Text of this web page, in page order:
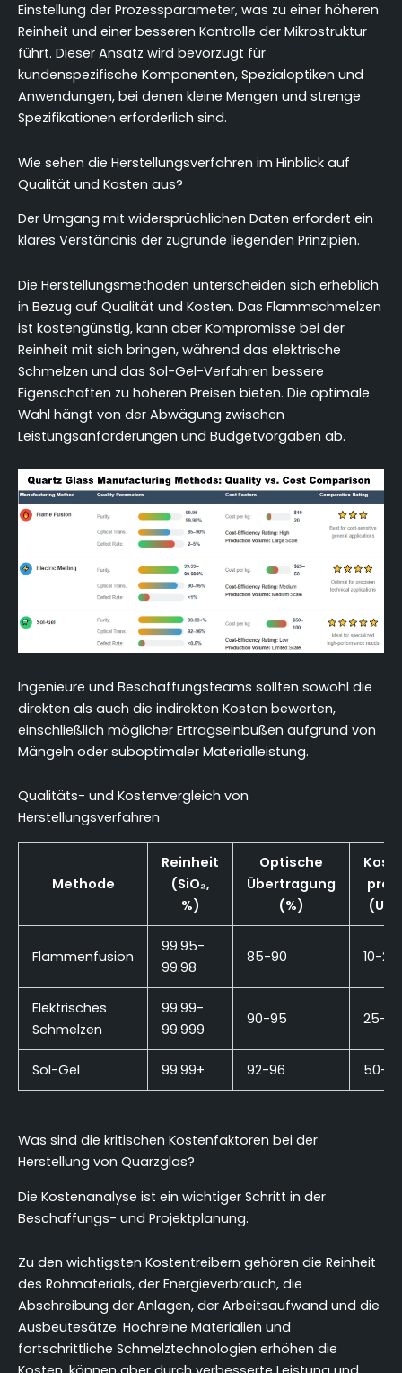
Einstellung der Prozessparameter, was zu einer höheren
Reinheit und einer besseren Kontrolle der Mikrostruktur
führt. Dieser Ansatz wird bevorzugt für
kundenspezifische Komponenten, Spezialoptiken und
Anwendungen, bei denen kleine Mengen und strenge
Spezifikationen erforderlich sind.
Wie sehen die Herstellungsverfahren im Hinblick auf
Qualität und Kosten aus?
Der Umgang mit widersprüchlichen Daten erfordert ein
klares Verständnis der zugrunde liegenden Prinzipien.
Die Herstellungsmethoden unterscheiden sich erheblich
in Bezug auf Qualität und Kosten. Das Flammschmelzen
ist kostengünstig, kann aber Kompromisse bei der
Reinheit mit sich bringen, während das elektrische
Schmelzen und das Sol-Gel-Verfahren bessere
Eigenschaften zu höheren Preisen bieten. Die optimale
Wahl hängt von der Abwägung zwischen
Leistungsanforderungen und Budgetvorgaben ab.
Ingenieure und Beschaffungsteams sollten sowohl die
direkten als auch die indirekten Kosten bewerten,
einschließlich möglicher Ertragseinbußen aufgrund von
Mängeln oder suboptimaler Materialleistung.
Qualitäts- und Kostenvergleich von
Herstellungsverfahren
Methode
Reinheit
(SiO₂,
%)
Optische
Übertragung
(%)
pro
Flammenfusion
99.95-
99.98
85-90 10-20
Elektrisches
Schmelzen
99.99-
99.999
90-95 25-
Sol-Gel 99.99+ 92-96 50-
Was sind die kritischen Kostenfaktoren bei der
Herstellung von Quarzglas?
Die Kostenanalyse ist ein wichtiger Schritt in der
Beschaffungs- und Projektplanung.
Zu den wichtigsten Kostentreibern gehören die Reinheit
des Rohmaterials, der Energieverbrauch, die
Abschreibung der Anlagen, der Arbeitsaufwand und die
Ausbeutesätze. Hochreine Materialien und
fortschrittliche Schmelztechnologien erhöhen die